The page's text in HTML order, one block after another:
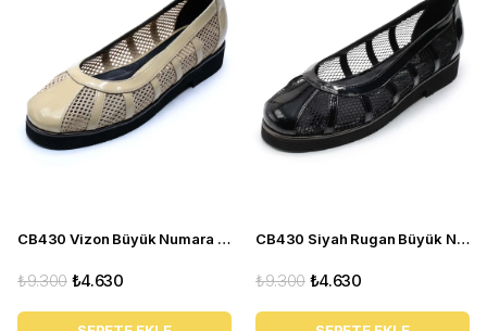
CB430 Vizon Büyük Numara yazlık kadın babet ayakkabı
₺4.630
₺9.300
CB430 Siyah Rugan Büyük Numara yazlık kadın babet ayakkabı
₺4.630
₺9.300